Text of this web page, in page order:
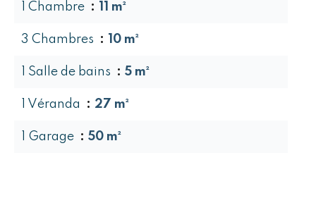
1 Chambre 11 m²
3 Chambres 10 m²
1 Salle de bains 5 m²
1 Véranda 27 m²
1 Garage 50 m²